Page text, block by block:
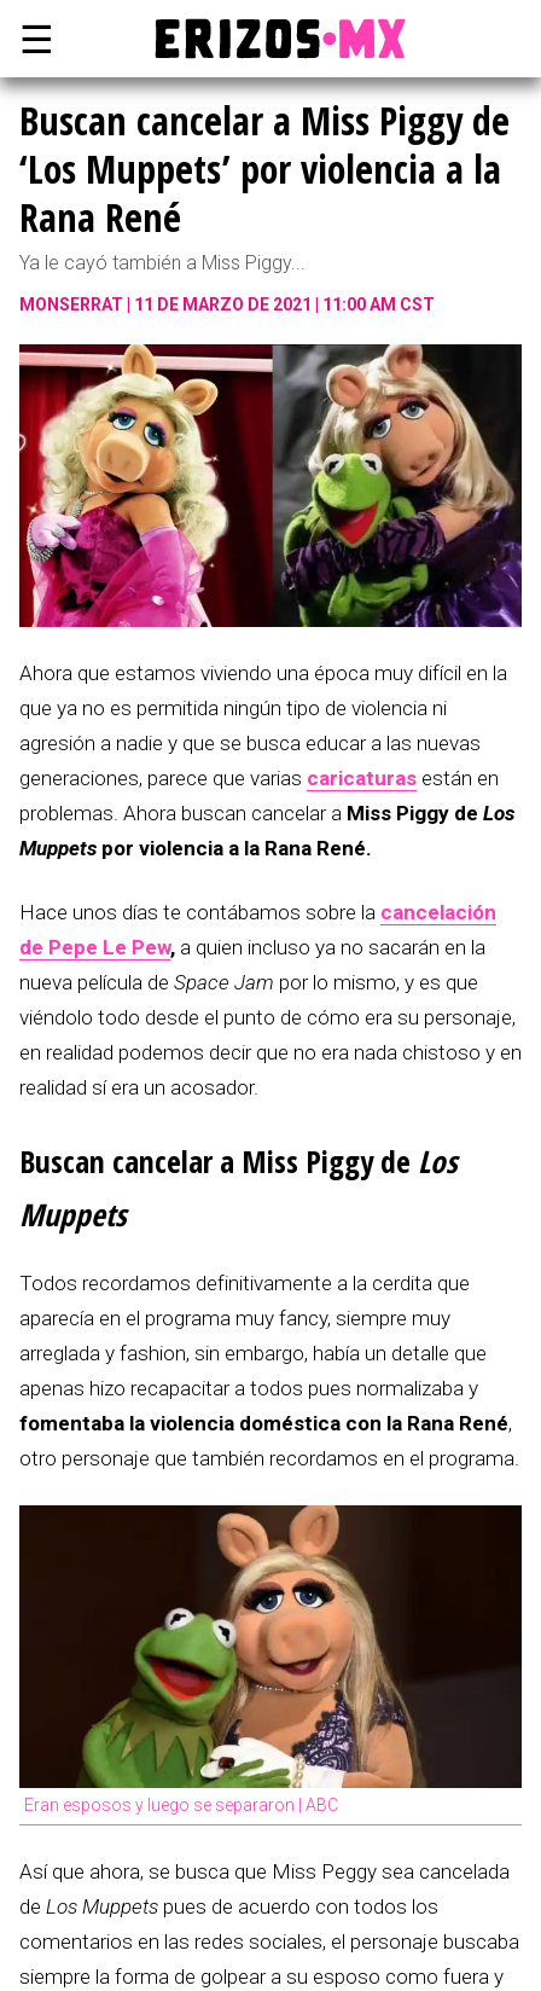
☰
Buscan cancelar a Miss Piggy de
‘Los Muppets’ por violencia a la
Rana René
Ya le cayó también a Miss Piggy...
MONSERRAT 11 DE MARZO DE 2021 | 11:00 AM CST
Ahora que estamos viviendo una época muy difícil en la
que ya no es permitida ningún tipo de violencia ni
agresión a nadie y que se busca educar a las nuevas
generaciones, parece que varias caricaturas están en
problemas. Ahora buscan cancelar a Miss Piggy de Los
Muppets por violencia a la Rana René.
Hace unos días te contábamos sobre la cancelación
de Pepe Le Pew, a quien incluso ya no sacarán en la
nueva película de Space Jam por lo mismo, y es que
viéndolo todo desde el punto de cómo era su personaje,
en realidad podemos decir que no era nada chistoso y en
realidad sí era un acosador.
Buscan cancelar a Miss Piggy de Los
Muppets
Todos recordamos definitivamente a la cerdita que
aparecía en el programa muy fancy, siempre muy
arreglada y fashion, sin embargo, había un detalle que
apenas hizo recapacitar a todos pues normalizaba y
fomentaba la violencia doméstica con la Rana René,
otro personaje que también recordamos en el programa.
Eran esposos y luego se separaron | ABC
Así que ahora, se busca que Miss Peggy sea cancelada
de Los Muppets pues de acuerdo con todos los
comentarios en las redes sociales, el personaje buscaba
siempre la forma de golpear a su esposo como fuera y